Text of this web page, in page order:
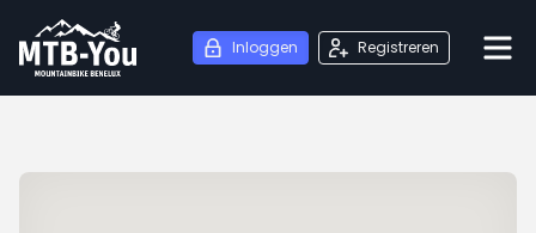
Inloggen Registreren